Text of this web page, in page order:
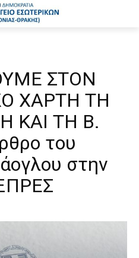
ΣΤΟΝ
ΧΑΡΤΗ ΤΗ
ΚΑΙ ΤΗ Β.
του
στην